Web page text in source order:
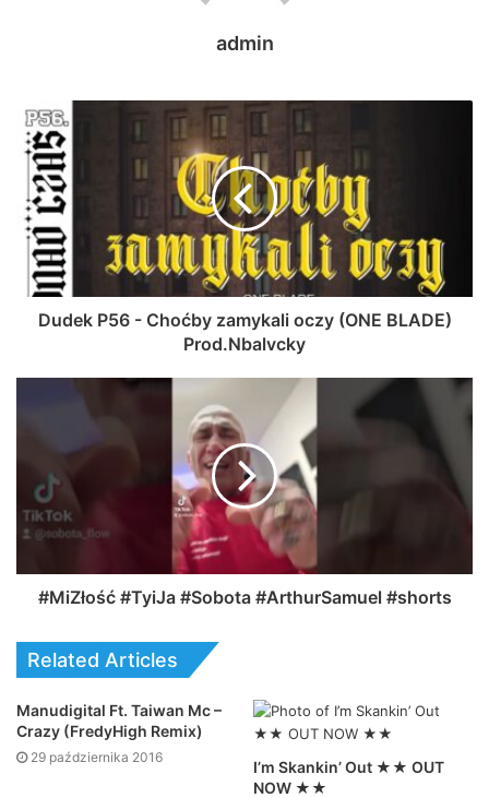
admin
Dudek P56 - Choćby zamykali oczy (ONE BLADE)
Prod.Nbalvcky
#MiZłość #TyiJa #Sobota #ArthurSamuel #shorts
Related Articles
Manudigital Ft. Taiwan Mc –
Crazy (FredyHigh Remix)
29 października 2016
I’m Skankin’ Out ★★ OUT
NOW ★★